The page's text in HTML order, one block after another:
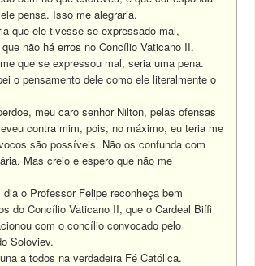
pensa. Isso me alegraria.
que ele tivesse se expressado mal,
não há erros no Concílio Vaticano II.
que se expressou mal, seria uma pena.
o pensamento dele como ele literalmente o
meu caro senhor Nilton, pelas ofensas
contra mim, pois, no máximo, eu teria me
são possíveis. Não os confunda com
Mas creio e espero que não me
o Professor Felipe reconheça bem
do Concílio Vaticano II, que o Cardeal Biffi
com o concílio convocado pelo
Soloviev.
a todos na verdadeira Fé Católica.